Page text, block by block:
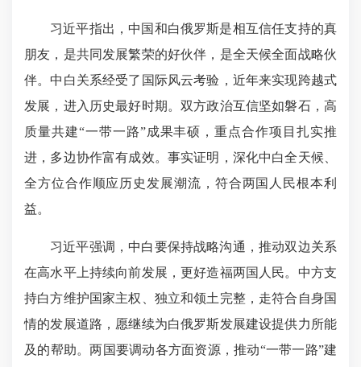
习近平指出，中国和白俄罗斯是相互信任支持的真
朋友，是共同发展繁荣的好伙伴，是全天候全面战略伙
伴。中白关系经受了国际风云考验，近年来实现跨越式
发展，进入历史最好时期。双方政治互信坚如磐石，高
质量共建“一带一路”成果丰硕，重点合作项目扎实推
进，多边协作富有成效。事实证明，深化中白全天候、
全方位合作顺应历史发展潮流，符合两国人民根本利
益。
习近平强调，中白要保持战略沟通，推动双边关系
在高水平上持续向前发展，更好造福两国人民。中方支
持白方维护国家主权、独立和领土完整，走符合自身国
情的发展道路，愿继续为白俄罗斯发展建设提供力所能
及的帮助。两国要调动各方面资源，推动“一带一路”建